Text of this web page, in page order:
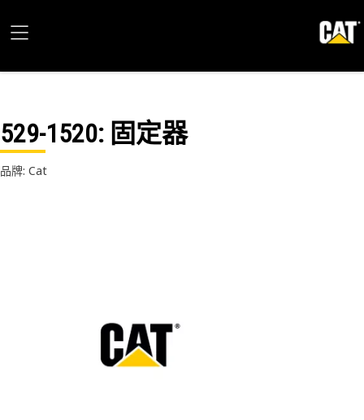
529-1520: 固定器
品牌: Cat